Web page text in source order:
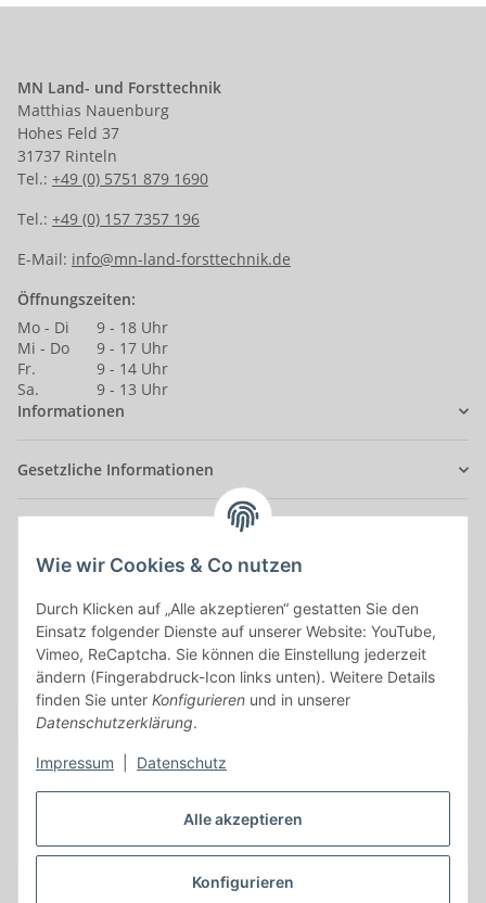
Alle akzeptieren
Konfigurieren
Wie wir Cookies & Co nutzen
Durch Klicken auf „Alle akzeptieren“ gestatten Sie den
Einsatz folgender Dienste auf unserer Website: YouTube,
Vimeo, ReCaptcha. Sie können die Einstellung jederzeit
ändern (Fingerabdruck-Icon links unten). Weitere Details
finden Sie unter Konfigurieren und in unserer
Datenschutzerklärung.
Impressum Datenschutz
MN Land- und Forsttechnik
Matthias Nauenburg
Hohes Feld 37
31737 Rinteln
Tel.: +49 (0) 5751 879 1690
Tel.: +49 (0) 157 7357 196
E-Mail: info@mn-land-forsttechnik.de
Öffnungszeiten:
Mo - Di
9 - 18 Uhr
Mi - Do
9 - 17 Uhr
Fr.
9 - 14 Uhr
Sa.
9 - 13 Uhr
Informationen
Gesetzliche Informationen
Alle mit*markierten Felder sind Pflichtfelder.
E-Mail-Adresse
Passwort
Passwort vergessen
Neu hier?
Vertrag widerrufen